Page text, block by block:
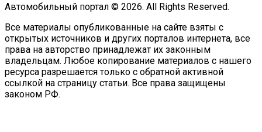
Автомобильный портал © 2026. All Rights Reserved.
Все материалы опубликованные на сайте взяты с
открытых источников и других порталов интернета, все
права на авторство принадлежат их законным
владельцам. Любое копирование материалов с нашего
ресурса разрешается только с обратной активной
ссылкой на страницу статьи. Все права защищены
законом РФ.